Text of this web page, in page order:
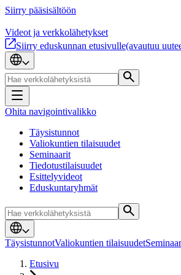
Siirry pääsisältöön
Videot ja verkkolähetykset
Siirry eduskunnan etusivulle(avautuu
Ohita navigointivalikko
Täysistunnot
Valiokuntien tilaisuudet
Seminaarit
Tiedotustilaisuudet
Esittelyvideot
Eduskuntaryhmät
TäysistunnotValiokuntien tilaisuudet
Etusivu